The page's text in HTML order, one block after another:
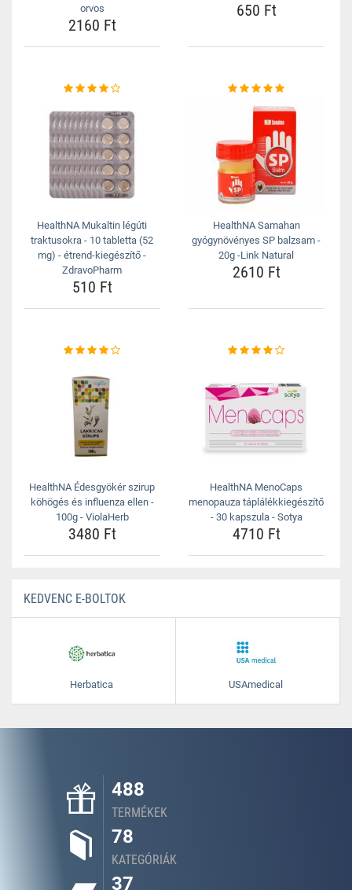
orvos
2160 Ft
650 Ft
HealthNA Mukaltin légúti
traktusokra - 10 tabletta (52
mg) - étrend-kiegészítő -
ZdravoPharm
510 Ft
HealthNA Samahan
gyógynövényes SP balzsam -
20g -Link Natural
2610 Ft
HealthNA Édesgyökér szirup
köhögés és influenza ellen -
100g - ViolaHerb
3480 Ft
HealthNA MenoCaps
menopauza táplálékkiegészítő
- 30 kapszula - Sotya
4710 Ft
KEDVENC E-BOLTOK
Herbatica USAmedical
488
TERMÉKEK
78
KATEGÓRIÁK
37